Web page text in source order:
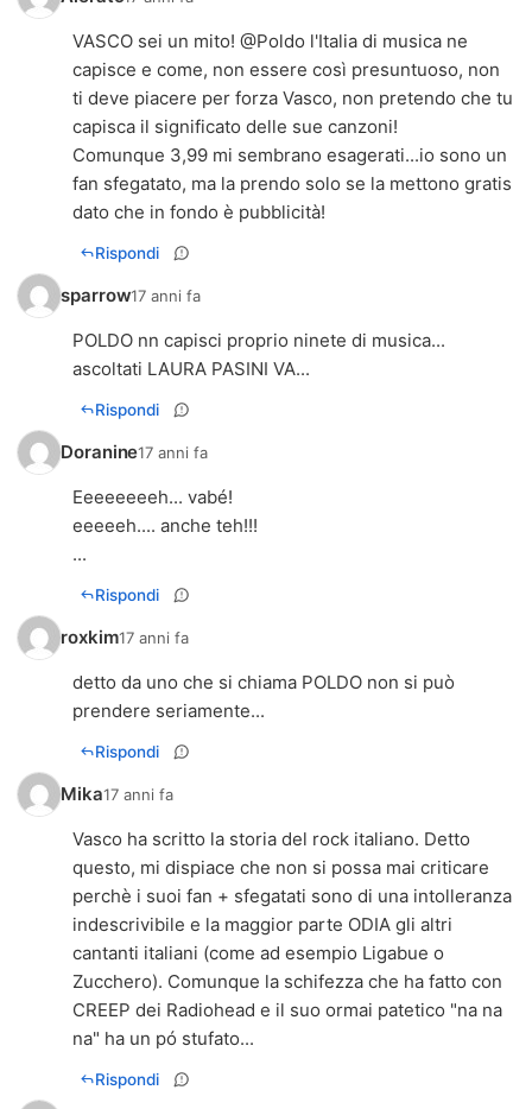
VASCO sei un mito! @Poldo l'Italia di musica ne
capisce e come, non essere così presuntuoso, non
ti deve piacere per forza Vasco, non pretendo che tu
capisca il significato delle sue canzoni!
Comunque 3,99 mi sembrano esagerati...io sono un
fan sfegatato, ma la prendo solo se la mettono gratis
dato che in fondo è pubblicità!
Rispondi
sparrow17 anni fa
POLDO nn capisci proprio ninete di musica...
ascoltati LAURA PASINI VA...
Rispondi
Doranine17 anni fa
Eeeeeeeeh... vabé!
eeeeeh.... anche teh!!!
...
Rispondi
roxkim17 anni fa
detto da uno che si chiama POLDO non si può
prendere seriamente...
Rispondi
Mika17 anni fa
Vasco ha scritto la storia del rock italiano. Detto
questo, mi dispiace che non si possa mai criticare
perchè i suoi fan + sfegatati sono di una intolleranza
indescrivibile e la maggior parte ODIA gli altri
cantanti italiani (come ad esempio Ligabue o
Zucchero). Comunque la schifezza che ha fatto con
CREEP dei Radiohead e il suo ormai patetico "na na
na" ha un pó stufato...
Rispondi